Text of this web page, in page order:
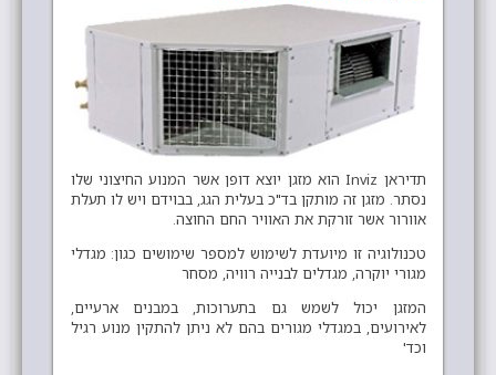
תדיראן Inviz הוא מזגן יוצא דופן אשר המנוע החיצוני שלו
נסתר. מזגן זה מותקן בד"כ בעלית הגג, בבוידם ויש לו תעלת
אוורור אשר זורקת את האוויר החם החוצה.
טכנולוגיה זו מיועדת לשימוש למספר שימושים כגון: מגדלי
מגורי יוקרה, מגדלים לבנייה רוויה, מסחר
המזגן יכול לשמש גם בתערוכות, במבנים ארעיים,
לאירועים, במגדלי מגורים בהם לא ניתן להתקין מנוע רגיל
וכד'